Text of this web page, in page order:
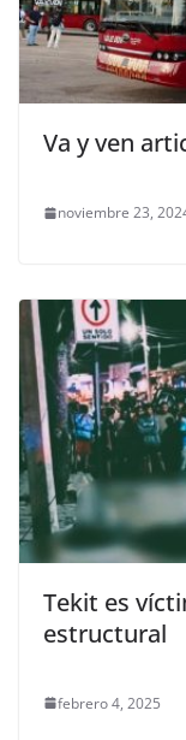
Va y ven
noviembre 23,
Tekit es
estructural
febrero 4, 2025